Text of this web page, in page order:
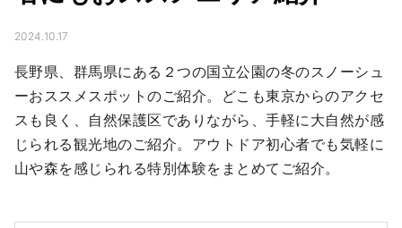
2024.10.17
長野県、群馬県にある２つの国立公園の冬のスノーシュ
ーおススメスポットのご紹介。どこも東京からのアクセ
スも良く、自然保護区でありながら、手軽に大自然が感
じられる観光地のご紹介。アウトドア初心者でも気軽に
山や森を感じられる特別体験をまとめてご紹介。